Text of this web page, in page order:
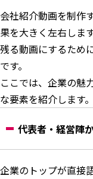
会社紹介動画を制作
果を大きく左右しま
残る動画にするため
です。
ここでは、企業の魅
な要素を紹介します。
代表者・経営陣
企業のトップが直接